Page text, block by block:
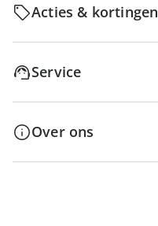
Acties & kortingen
Service
Over ons